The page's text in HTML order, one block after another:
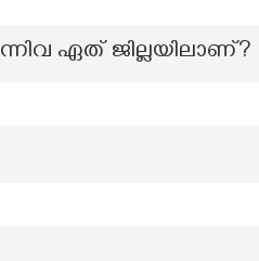
ഏത് ജില്ലയിലാണ്?